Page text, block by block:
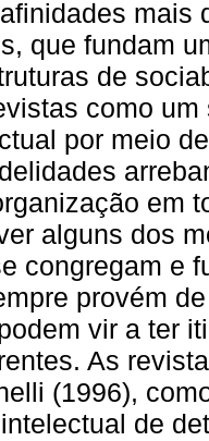
mais
que fundam
de
como
por meio
em
alguns dos
congregam e
provém
vir a ter
As
(1996),
de